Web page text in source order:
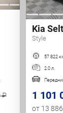
₽
Kia
Style
57 822
2.0 л.
1 101
от 13